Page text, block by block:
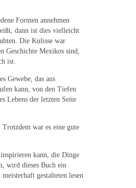
Formen annehmen
dann ist dies vielleicht
Die Kulisse war
Geschichte Mexikos sind,
ist.
Gewebe, das aus
kann, von den Tiefen
Lebens der letzten Seite
war es eine gute
kann, die Dinge
wird dieses Buch ein
gestalteten lesen